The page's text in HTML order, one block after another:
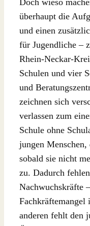
überhaupt die
und einen
für Jugendliche –
Rhein-Neckar-
Schulen und vier
und
zeichnen sich
verlassen zum
Schule ohne
jungen
sobald sie nicht
zu. Dadurch
Nachwuchskräfte
Fachkräftemangel
anderen fehlt den